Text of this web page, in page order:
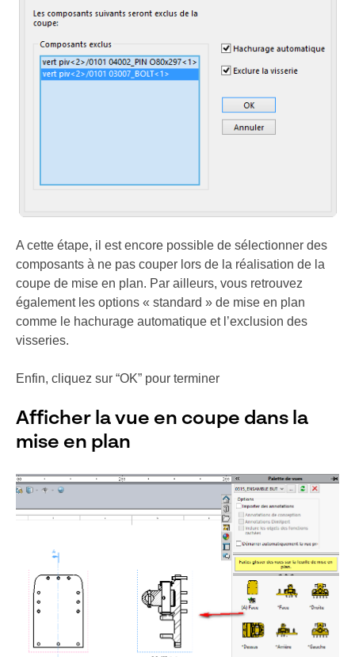
A cette étape, il est encore possible de sélectionner des
composants à ne pas couper lors de la réalisation de la
coupe de mise en plan. Par ailleurs, vous retrouvez
également les options « standard » de mise en plan
comme le hachurage automatique et l’exclusion des
visseries.
Enfin, cliquez sur “OK” pour terminer
Afficher la vue en coupe dans la
mise en plan